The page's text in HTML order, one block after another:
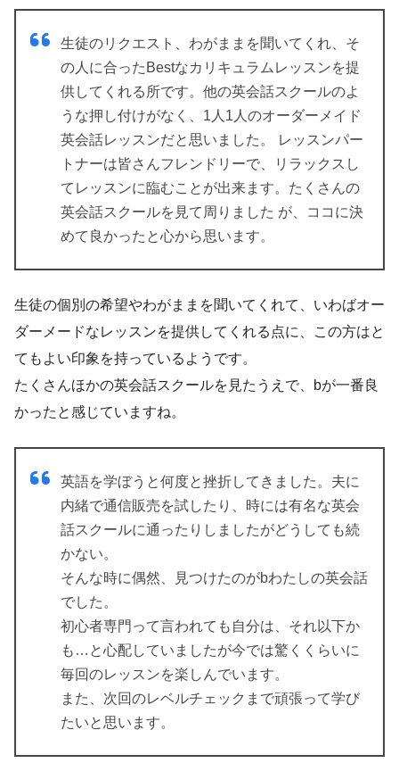
生徒のリクエスト、わがままを聞いてくれ、そ
の人に合ったBestなカリキュラムレッスンを提
供してくれる所です。他の英会話スクールのよ
うな押し付けがなく、1人1人のオーダーメイド
英会話レッスンだと思いました。 レッスンパー
トナーは皆さんフレンドリーで、リラックスし
てレッスンに臨むことが出来ます。たくさんの
英会話スクールを見て周りました が、ココに決
めて良かったと心から思います。
生徒の個別の希望やわがままを聞いてくれて、いわばオー
ダーメードなレッスンを提供してくれる点に、この方はと
てもよい印象を持っているようです。
たくさんほかの英会話スクールを見たうえで、bが一番良
かったと感じていますね。
英語を学ぼうと何度と挫折してきました。夫に
内緒で通信販売を試したり、時には有名な英会
話スクールに通ったりしましたがどうしても続
かない。
そんな時に偶然、見つけたのがbわたしの英会話
でした。
初心者専門って言われても自分は、それ以下か
も…と心配していましたが今では驚くくらいに
毎回のレッスンを楽しんでいます。
また、次回のレベルチェックまで頑張って学び
たいと思います。